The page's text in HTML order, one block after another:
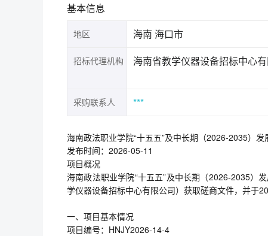
基本信息
地区 海南 海口市
招标代理机构 海南省教学仪器设备招标中心
采购联系人 ***
海南政法职业学院“十五五”及中长期（2026-2035）
发布时间：2026-05-11
项目概况
海南政法职业学院“十五五”及中长期（2026-2035）
学仪器设备招标中心有限公司）获取磋商文件，并于
一、项目基本情况
项目编号：HNJY2026-14-4